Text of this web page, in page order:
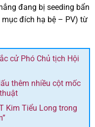
đang bị seeding bẩn
đích hạ bệ – PV) từ
cử Phó Chủ tịch Hội
thêm nhiều cột mốc
Kim Tiểu Long trong